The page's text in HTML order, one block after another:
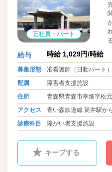
正社員・パート
給与 時給 1,029円/時給
募集形態
准看護師（日勤パート）
配属
障害者支援施設
住所
青森県青森市幸畑字松
アクセス
青い森鉄道線 筒井駅か
診療科目
障がい者支援施設
キープする